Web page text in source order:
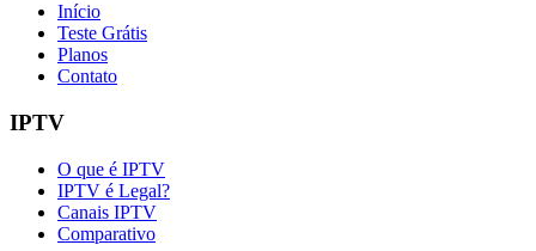
Início
Teste Grátis
Planos
Contato
IPTV
O que é IPTV
IPTV é Legal?
Canais IPTV
Comparativo